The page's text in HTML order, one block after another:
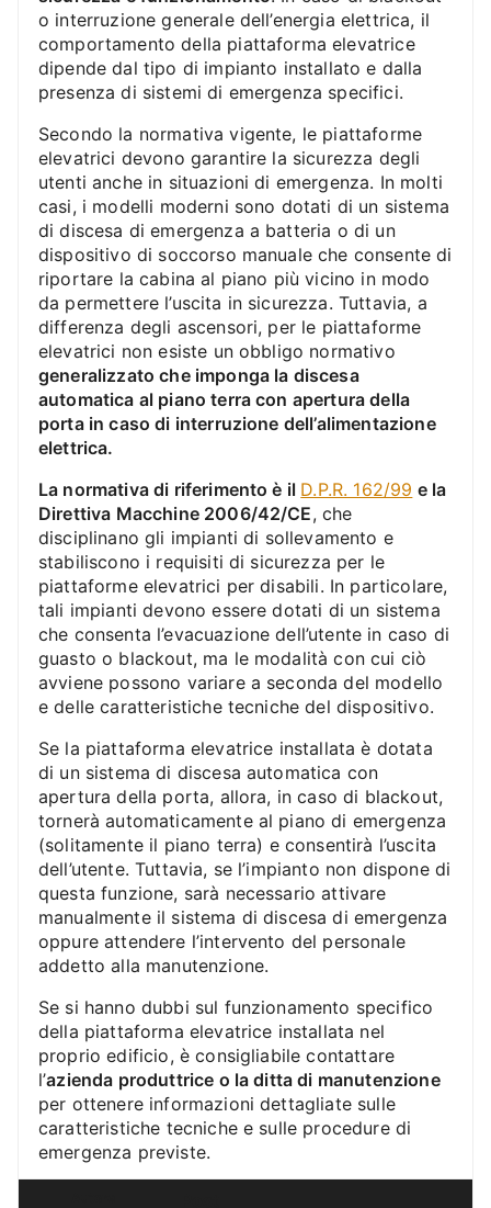
o interruzione generale dell’energia elettrica, il
comportamento della piattaforma elevatrice
dipende dal tipo di impianto installato e dalla
presenza di sistemi di emergenza specifici.
Secondo la normativa vigente, le piattaforme
elevatrici devono garantire la sicurezza degli
utenti anche in situazioni di emergenza. In molti
casi, i modelli moderni sono dotati di un sistema
di discesa di emergenza a batteria o di un
dispositivo di soccorso manuale che consente di
riportare la cabina al piano più vicino in modo
da permettere l’uscita in sicurezza. Tuttavia, a
differenza degli ascensori, per le piattaforme
elevatrici non esiste un obbligo normativo
generalizzato che imponga la discesa
automatica al piano terra con apertura della
porta in caso di interruzione dell’alimentazione
elettrica.
La normativa di riferimento è il D.P.R. 162/99 e la
Direttiva Macchine 2006/42/CE, che
disciplinano gli impianti di sollevamento e
stabiliscono i requisiti di sicurezza per le
piattaforme elevatrici per disabili. In particolare,
tali impianti devono essere dotati di un sistema
che consenta l’evacuazione dell’utente in caso di
guasto o blackout, ma le modalità con cui ciò
avviene possono variare a seconda del modello
e delle caratteristiche tecniche del dispositivo.
Se la piattaforma elevatrice installata è dotata
di un sistema di discesa automatica con
apertura della porta, allora, in caso di blackout,
tornerà automaticamente al piano di emergenza
(solitamente il piano terra) e consentirà l’uscita
dell’utente. Tuttavia, se l’impianto non dispone di
questa funzione, sarà necessario attivare
manualmente il sistema di discesa di emergenza
oppure attendere l’intervento del personale
addetto alla manutenzione.
Se si hanno dubbi sul funzionamento specifico
della piattaforma elevatrice installata nel
proprio edificio, è consigliabile contattare
l’azienda produttrice o la ditta di manutenzione
per ottenere informazioni dettagliate sulle
caratteristiche tecniche e sulle procedure di
emergenza previste.